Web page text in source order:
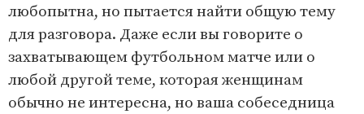
любопытна, но пытается найти общую тему
для разговора. Даже если вы говорите о
захватывающем футбольном матче или о
любой другой теме, которая женщинам
обычно не интересна, но ваша собеседница